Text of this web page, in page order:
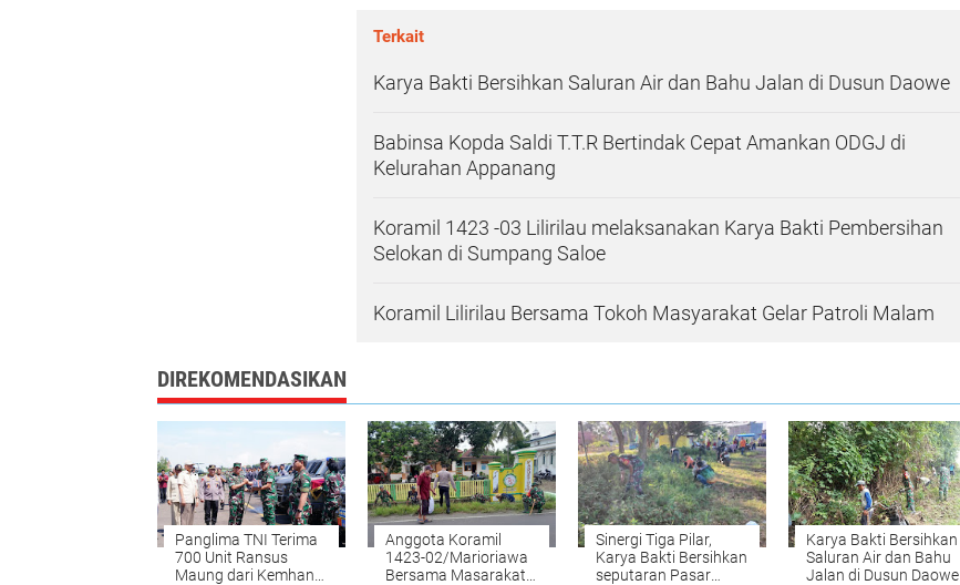
Terkait
Karya Bakti Bersihkan Saluran Air dan Bahu Jalan di Dusun Daowe
Babinsa Kopda Saldi T.T.R Bertindak Cepat Amankan ODGJ di
Kelurahan Appanang
Koramil 1423 -03 Lilirilau melaksanakan Karya Bakti Pembersihan
Selokan di Sumpang Saloe
Koramil Lilirilau Bersama Tokoh Masyarakat Gelar Patroli Malam
DIREKOMENDASIKAN
Panglima TNI Terima
700 Unit Ransus
Maung dari Kemhan
Anggota Koramil
1423-02/Marioriawa
Bersama Masarakat
Sinergi Tiga Pilar,
Karya Bakti Bersihkan
seputaran Pasar
Karya Bakti Bersihkan
Saluran Air dan Bahu
Jalan di Dusun Daowe